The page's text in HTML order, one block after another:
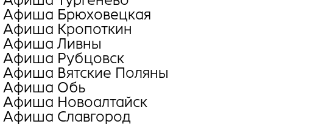
Афиша Брюховецкая
Афиша Кропоткин
Афиша Ливны
Афиша Рубцовск
Афиша Вятские Поляны
Афиша Обь
Афиша Новоалтайск
Афиша Славгород